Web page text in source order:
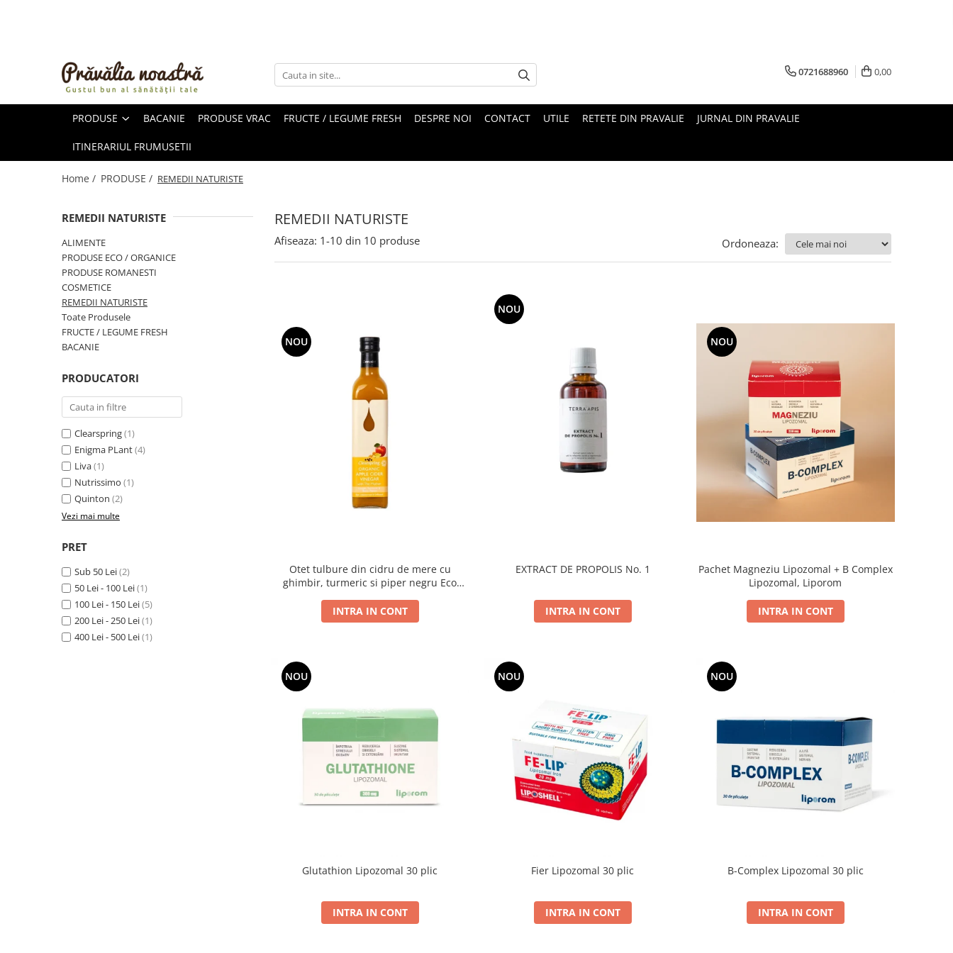
ULEIURI ȘI UNTURI
FRUCTE DESHIDRATATE
FRUCTE LA CONSERVĂ
FĂINĂ FĂRĂ GLUTEN
BĂUTURI / LAPTE VEGETAL
OREZ ȘI CEREALE
CREME ȘI PASTE TARTINABILE
CEAIURI GRECEȘTI
CIOCOLATĂ ȘI CACAO
HEALTHY SNACKS
SUPERALIMENTE
PRODUSE ECO / ORGANICE
PRODUSE ROMÂNEȘTI
TOATE PRODUSELE
0721688960 0,00
PRODUSE BACANIE PRODUSE VRAC FRUCTE / LEGUME FRESH DESPRE NOI CONTACT UTILE RETETE DIN PRAVALIE JURNAL DIN PRAVALIE
ITINERARIUL FRUMUSETII
Home / PRODUSE / REMEDII NATURISTE
REMEDII NATURISTE
REMEDII NATURISTE
ALIMENTE
PRODUSE ECO / ORGANICE
PRODUSE ROMANESTI
COSMETICE
REMEDII NATURISTE
Toate Produsele
FRUCTE / LEGUME FRESH
BACANIE
PRODUCATORI
Clearspring(1)
Enigma PLant(4)
Liva(1)
Nutrissimo (1)
Quinton (2)
Vezi mai multe
PRET
Sub 50 Lei(2)
50 Lei - 100 Lei(1)
100 Lei - 150 Lei(5)
200 Lei - 250 Lei(1)
400 Lei - 500 Lei(1)
Afiseaza: 1-10 din 10 produse Ordoneaza:
NOU
Otet tulbure din cidru de mere cu
ghimbir, turmeric si piper negru Eco
INTRA IN CONT
NOU
EXTRACT DE PROPOLIS No. 1
INTRA IN CONT
NOU
Pachet Magneziu Lipozomal + B Complex
Lipozomal, Liporom
INTRA IN CONT
NOU
Glutathion Lipozomal 30 plic
INTRA IN CONT
NOU
Fier Lipozomal 30 plic
INTRA IN CONT
NOU
B-Complex Lipozomal 30 plic
INTRA IN CONT